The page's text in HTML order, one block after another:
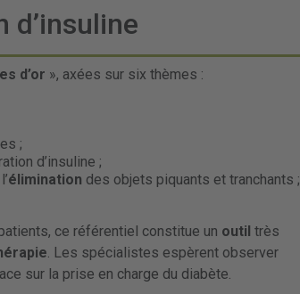
d’insuline
d’or », axées sur six thèmes :
;
d’insuline ;
élimination des objets piquants et tranchants ;
ce référentiel constitue un outil très
. Les spécialistes espèrent observer
sur la prise en charge du diabète.